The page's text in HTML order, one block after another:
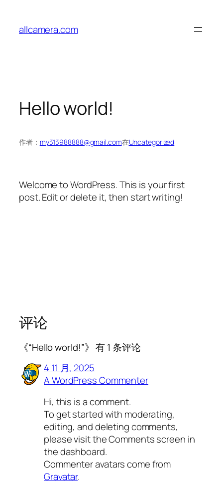
allcamera.com
Hello world!
作者： my313988888@gmail.com在Uncategorized
Welcome to WordPress. This is your first
post. Edit or delete it, then start writing!
评论
《“Hello world!”》 有 1 条评论
4 11 月, 2025
A WordPress Commenter
Hi, this is a comment.
To get started with moderating,
editing, and deleting comments,
please visit the Comments screen in
the dashboard.
Commenter avatars come from
Gravatar.